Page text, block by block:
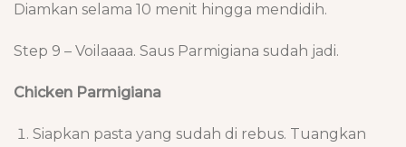
Diamkan selama 10 menit hingga mendidih.
Step 9 – Voilaaaa. Saus Parmigiana sudah jadi.
Chicken Parmigiana
Siapkan pasta yang sudah di rebus. Tuangkan